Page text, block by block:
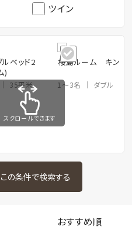
ツイン
ベッド2
)
35平米
桜島ルーム キング
1～3名 ダブル
スクロールできます